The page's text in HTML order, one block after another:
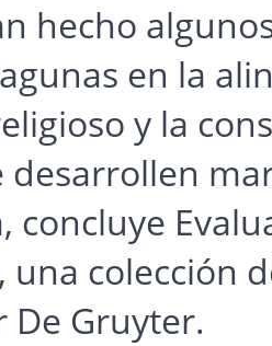
hecho
en la
y la
desarrollen
concluye
una colección
Gruyter.